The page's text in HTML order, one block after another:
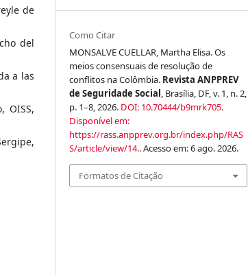
de
del
a las
OISS,
Como Citar
MONSALVE CUELLAR, Martha Elisa. Os
meios consensuais de resolução de
conflitos na Colômbia. Revista ANPPREV
de Seguridade Social, Brasília, DF, v. 1, n. 2,
p. 1–8, 2026. DOI: 10.70444/b9mrk705.
Disponível em:
https://rass.anpprev.org.br/index.php/RAS
S/article/view/14.. Acesso em: 6 ago. 2026.
Formatos de Citação